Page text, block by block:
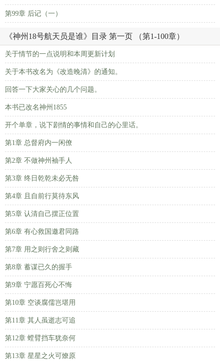
第99章 后记（一）
《神州18号航天员是谁》目录 第一页 （第1-100章）
关于情节的一点说明和本周更新计划
关于本书改名为《改造晚清》的通知。
回答一下大家关心的几个问题。
本书已改名神州1855
开个单章，说下剧情的事情和自己的心里话。
第1章 总督府内一闲僚
第2章 不做神州袖手人
第3章 终日乾乾未必无咎
第4章 且自前行莫待东风
第5章 认清自己摆正位置
第6章 有心救国邀君同路
第7章 用之则行舍之则藏
第8章 蓄谋已久的握手
第9章 宁愿百死心不悔
第10章 空谈腐儒岂堪用
第11章 其人虽逝志可追
第12章 螳臂挡车犹奈何
第13章 星星之火可燎原